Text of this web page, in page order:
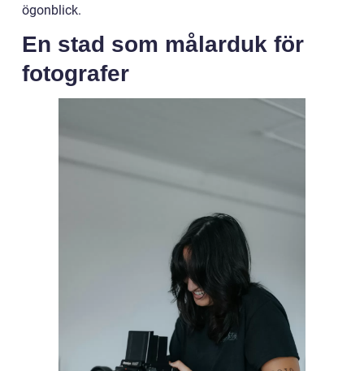
ögonblick.
En stad som målarduk för
fotografer